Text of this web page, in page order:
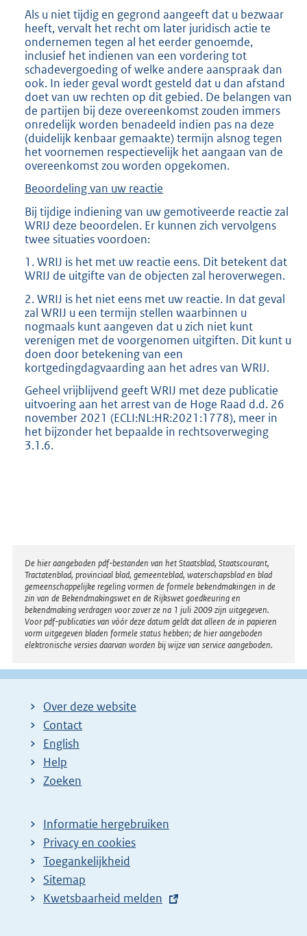
Als u niet tijdig en gegrond aangeeft dat u bezwaar
heeft, vervalt het recht om later juridisch actie te
ondernemen tegen al het eerder genoemde,
inclusief het indienen van een vordering tot
schadevergoeding of welke andere aanspraak dan
ook. In ieder geval wordt gesteld dat u dan afstand
doet van uw rechten op dit gebied. De belangen van
de partijen bij deze overeenkomst zouden immers
onredelijk worden benadeeld indien pas na deze
(duidelijk kenbaar gemaakte) termijn alsnog tegen
het voornemen respectievelijk het aangaan van de
overeenkomst zou worden opgekomen.
Beoordeling van uw reactie
Bij tijdige indiening van uw gemotiveerde reactie zal
WRIJ deze beoordelen. Er kunnen zich vervolgens
twee situaties voordoen:
1. WRIJ is het met uw reactie eens. Dit betekent dat
WRIJ de uitgifte van de objecten zal heroverwegen.
2. WRIJ is het niet eens met uw reactie. In dat geval
zal WRIJ u een termijn stellen waarbinnen u
nogmaals kunt aangeven dat u zich niet kunt
verenigen met de voorgenomen uitgiften. Dit kunt u
doen door betekening van een
kortgedingdagvaarding aan het adres van WRIJ.
Geheel vrijblijvend geeft WRIJ met deze publicatie
uitvoering aan het arrest van de Hoge Raad d.d. 26
november 2021 (ECLI:NL:HR:2021:1778), meer in
het bijzonder het bepaalde in rechtsoverweging
3.1.6.
Disclaimer
De hier aangeboden pdf-bestanden van het Staatsblad, Staatscourant,
Tractatenblad, provinciaal blad, gemeenteblad, waterschapsblad en blad
gemeenschappelijke regeling vormen de formele bekendmakingen in de
zin van de Bekendmakingswet en de Rijkswet goedkeuring en
bekendmaking verdragen voor zover ze na 1 juli 2009 zijn uitgegeven.
Voor pdf-publicaties van vóór deze datum geldt dat alleen de in papieren
vorm uitgegeven bladen formele status hebben; de hier aangeboden
elektronische versies daarvan worden bij wijze van service aangeboden.
Over deze website
Contact
English
Help
Zoeken
Informatie hergebruiken
Privacy en cookies
Toegankelijkheid
Sitemap
E
Kwetsbaarheid melden